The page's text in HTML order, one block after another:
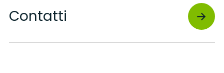
Contatti